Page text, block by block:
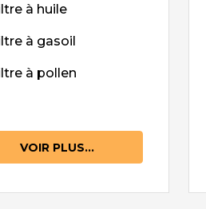
à huile
à gasoil
à pollen
VOIR PLUS...